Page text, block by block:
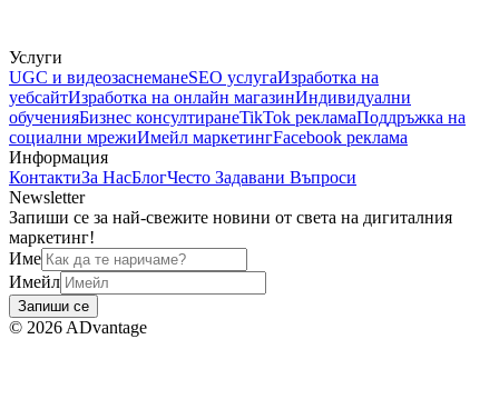
Услуги
UGC и видеозаснеманеSEO услугаИзработка на
уебсайтИзработка на онлайн магазинИндивидуални
обученияБизнес консултиранеTikTok рекламаПоддръжка на
социални мрежиИмейл маркетингFacebook реклама
Информация
КонтактиЗа НасБлогЧесто Задавани Въпроси
Newsletter
Запиши се за най-свежите новини от света на дигиталния
маркетинг!
Име
Имейл
Запиши се
© 2026ADvantage